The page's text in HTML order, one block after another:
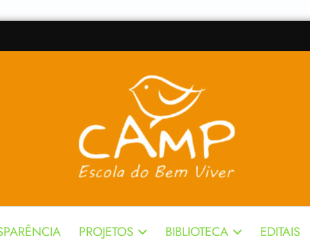
PROJETOS BIBLIOTECA EDITAIS